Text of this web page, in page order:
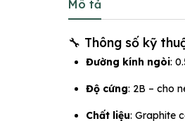
Mô tả
🔧 Thông số kỹ
Đường kính ngòi:
Độ cứng: 2B – cho
Chất liệu: Graphite